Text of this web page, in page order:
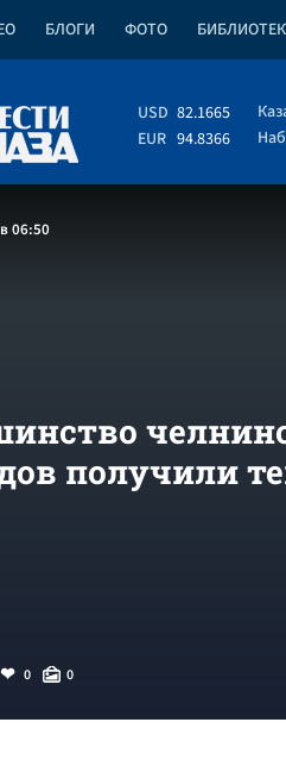
БЛОГИ ФОТО
USD 82.1665
EUR 94.8366
06:50
получили
0 0